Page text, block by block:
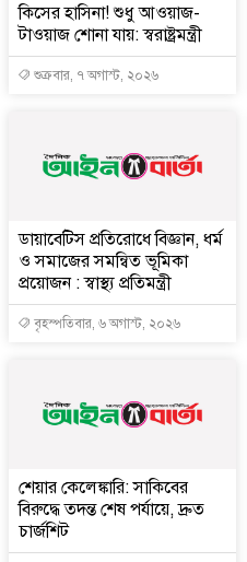
কিসের হাসিনা! শুধু আওয়াজ-
টাওয়াজ শোনা যায়: স্বরাষ্ট্রমন্ত্রী
শুক্রবার, ৭ অগাস্ট, ২০২৬
ডায়াবেটিস প্রতিরোধে বিজ্ঞান, ধর্ম
ও সমাজের সমন্বিত ভূমিকা
প্রয়োজন : স্বাস্থ্য প্রতিমন্ত্রী
বৃহস্পতিবার, ৬ অগাস্ট, ২০২৬
শেয়ার কেলেঙ্কারি: সাকিবের
বিরুদ্ধে তদন্ত শেষ পর্যায়ে, দ্রুত
চার্জশিট